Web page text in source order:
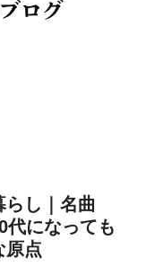
し｜名曲
代になっても
原点